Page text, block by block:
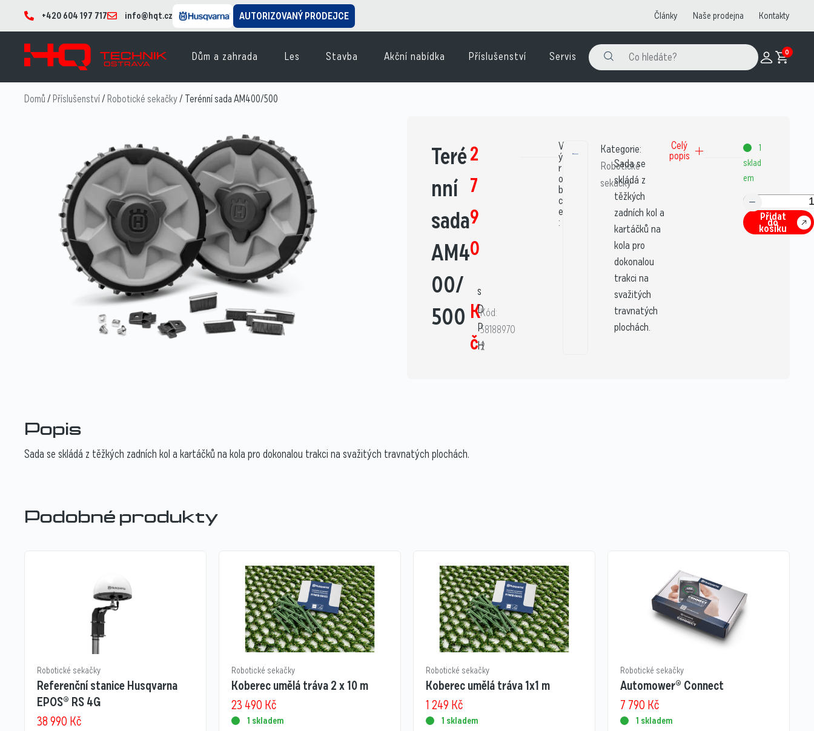
+420 604 197 717 info@hqt.cz AUTORIZOVANÝ PRODEJCE Články Naše prodejna Kontakty
Dům a zahrada Les Stavba Akční nabídka Příslušenství Servis 0
Domů/Příslušenství/Robotické sekačky/ Terénní sada AM400/500
Teré
nní
sada
AM4
00/
500
2
7
9
0
K
č
s
D
P
H
Kód:
58188970
2
V
ý
r
o
b
c
e
:
Kategorie:
Robotické
sekačky
Sada se
skládá z
těžkých
zadních kol a
kartáčků na
kola pro
dokonalou
trakci na
svažitých
travnatých
plochách.
Celý
popis
1
sklad
em
Přidat
do
košíku
Popis
Sada se skládá z těžkých zadních kol a kartáčků na kola pro dokonalou trakci na svažitých travnatých plochách.
Podobné produkty
Robotické sekačky
Referenční stanice Husqvarna
EPOS® RS 4G
38 990 Kč
Robotické sekačky
Koberec umělá tráva 2 x 10 m
23 490 Kč
1 skladem
Robotické sekačky
Koberec umělá tráva 1x1 m
1 249 Kč
1 skladem
Robotické sekačky
Automower® Connect
7 790 Kč
1 skladem